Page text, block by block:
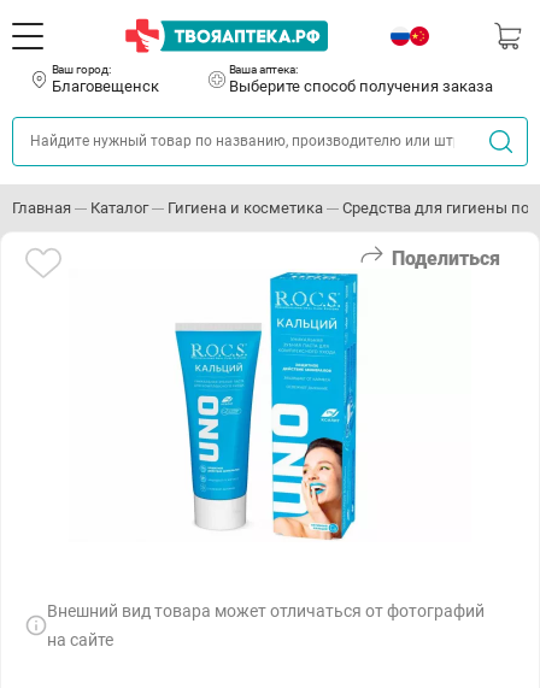
Ваш город:
Благовещенск
Ваша аптека:
Выберите способ получения заказа
Главная Каталог Гигиена и косметика Средства для гигиены
Поделиться
Внешний вид товара может отличаться от фотографий
на сайте